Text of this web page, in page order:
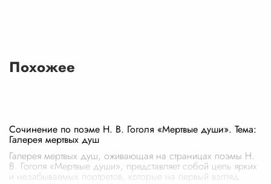
Похожее
Сочинение по поэме Н. В. Гоголя «Мертвые души». Тема:
Галерея мертвых душ
Галерея мертвых душ, оживающая на страницах поэмы Н.
В. Гоголя «Мертвые души», представляет собой цепь ярких
и незабываемых портретов, которые на первый взгляд